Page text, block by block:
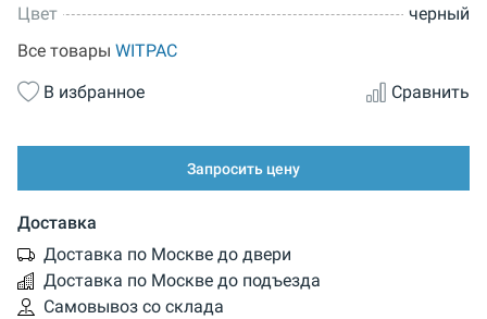
Цвет
черный
Все товары WITPAC
В избранное
Сравнить
Запросить цену
Доставка
Доставка по Москве до двери
Доставка по Москве до подъезда
Самовывоз со склада